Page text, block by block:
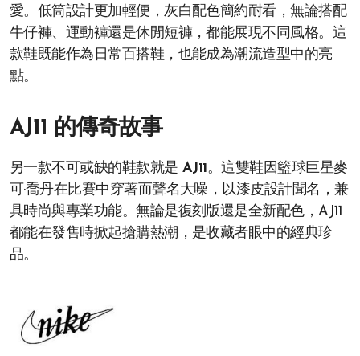
愛。低筒設計更加輕便，灰白配色簡約耐看，無論搭配
牛仔褲、運動褲還是休閒短褲，都能展現不同風格。這
款鞋既能作為日常百搭鞋，也能成為潮流造型中的亮
點。
AJ11 的傳奇故事
另一款不可或缺的鞋款就是 AJ11。這雙鞋因籃球巨星麥
可·喬丹在比賽中穿著而聲名大噪，以漆皮設計聞名，兼
具時尚與專業功能。無論是復刻版還是全新配色，AJ11
都能在發售時掀起搶購熱潮，是收藏者眼中的經典珍
品。